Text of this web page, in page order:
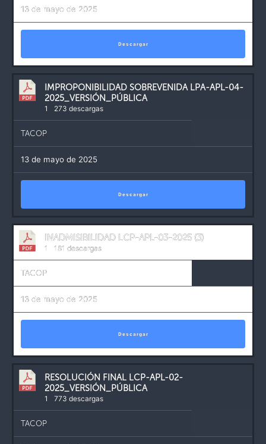
13 de mayo de 2025
Descargar
IMPROPONIBILIDAD SOBREVENIDA LPA-APL-04-
2025_VERSIÓN_PÚBLICA
1 273 descargas
TACOP
13 de mayo de 2025
Descargar
INADMISIBILIDAD LCP-APL-03-2025 (3)
1 181 descargas
TACOP
13 de mayo de 2025
Descargar
RESOLUCIÓN FINAL LCP-APL-02-
2025_VERSIÓN_PÚBLICA
1 773 descargas
TACOP